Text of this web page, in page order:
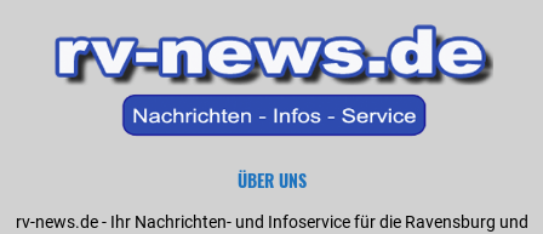
ÜBER UNS
rv-news.de - Ihr Nachrichten- und Infoservice für die Ravensburg und